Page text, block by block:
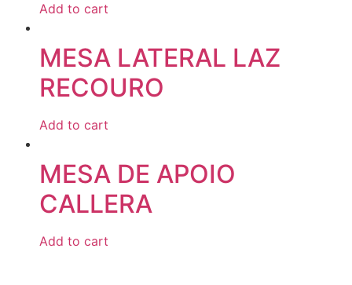
Add to cart
MESA LATERAL LAZ
RECOURO
Add to cart
MESA DE APOIO
CALLERA
Add to cart